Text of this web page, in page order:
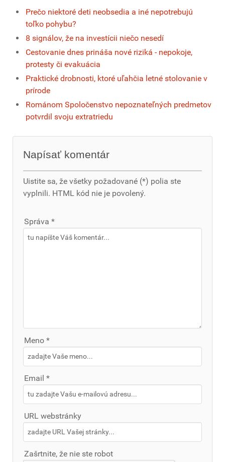
Prečo niektoré deti neobsedia a iné nepotrebujú
toľko pohybu?
8 signálov, že na investícii niečo nesedí
Cestovanie dnes prináša nové riziká - nepokoje,
protesty či evakuácia
Praktické drobnosti, ktoré uľahčia letné stolovanie v
prírode
Románom Spoločenstvo nepoznateľných predmetov
potvrdil svoju extratriedu
Napísať komentár
Uistite sa, že všetky požadované (*) polia ste
vyplnili. HTML kód nie je povolený.
Správa *
Meno *
Email *
URL webstránky
Zašrtnite, že nie ste robot